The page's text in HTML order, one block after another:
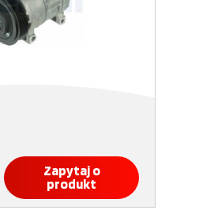
Zapytaj o
produkt